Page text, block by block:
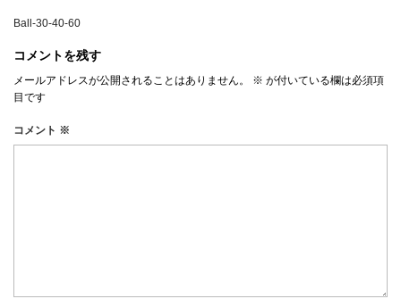
Ball-30-40-60
コメントを残す
メールアドレスが公開されることはありません。 ※ が付いている欄は必須項
目です
コメント ※